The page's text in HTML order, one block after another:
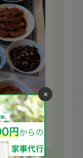
観的な感想です。
×